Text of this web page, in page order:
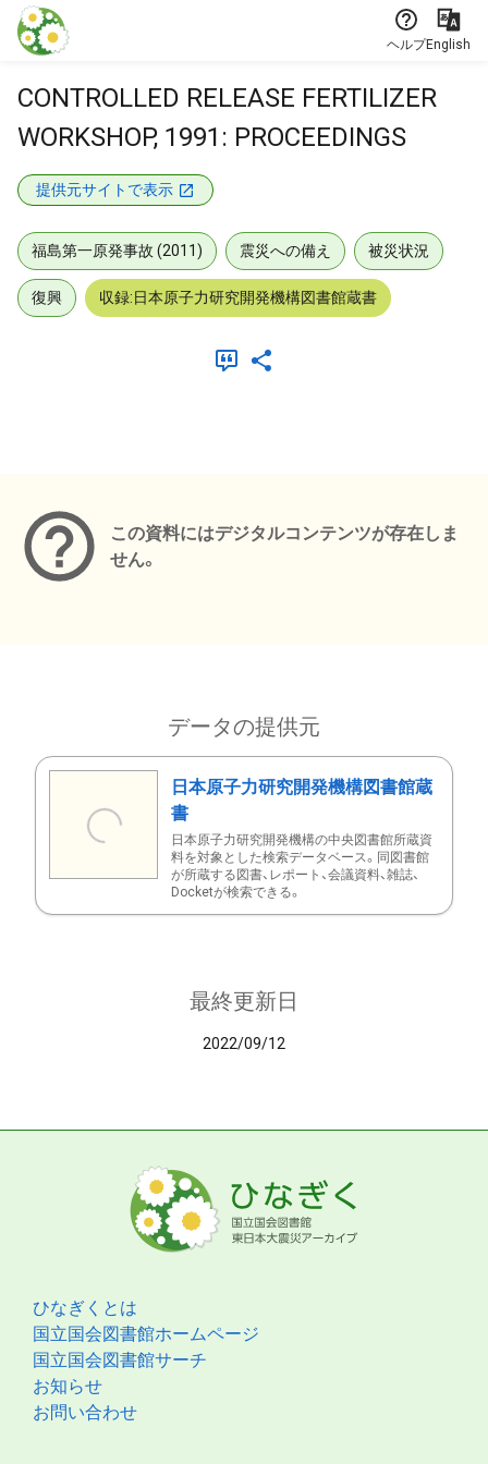
本文に飛ぶ
ヘルプEnglish
CONTROLLED RELEASE FERTILIZER
WORKSHOP, 1991: PROCEEDINGS
提供元サイトで表示
福島第一原発事故 (2011) 震災への備え 被災状況
復興 収録:日本原子力研究開発機構図書館蔵書
この資料にはデジタルコンテンツが存在しま
せん。
データの提供元
日本原子力研究開発機構図書館蔵
書
日本原子力研究開発機構の中央図書館所蔵資
料を対象とした検索データベース。同図書館
が所蔵する図書、レポート、会議資料、雑誌、
Docketが検索できる。
最終更新日
2022/09/12
ひなぎくとは
国立国会図書館ホームページ
国立国会図書館サーチ
お知らせ
お問い合わせ